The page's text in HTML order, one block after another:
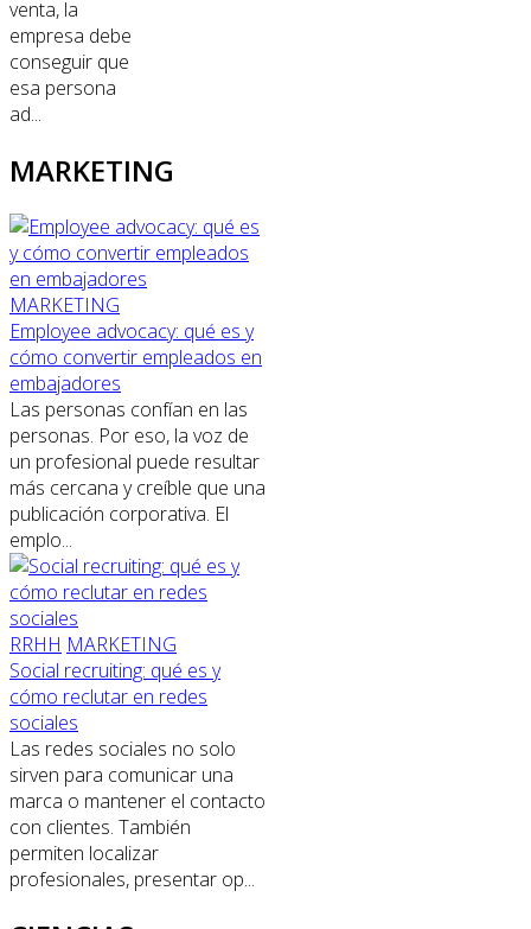
venta, la
empresa debe
conseguir que
esa persona
ad...
MARKETING
MARKETING
Employee advocacy: qué es y
cómo convertir empleados en
embajadores
Las personas confían en las
personas. Por eso, la voz de
un profesional puede resultar
más cercana y creíble que una
publicación corporativa. El
emplo...
RRHH MARKETING
Social recruiting: qué es y
cómo reclutar en redes
sociales
Las redes sociales no solo
sirven para comunicar una
marca o mantener el contacto
con clientes. También
permiten localizar
profesionales, presentar op...